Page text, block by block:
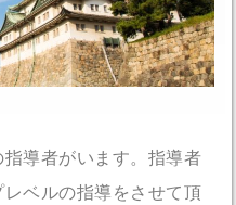
導者がいます。指導者
ベルの指導をさせて頂